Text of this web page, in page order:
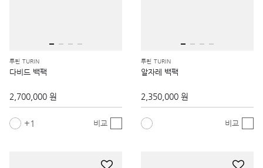
투린 TURIN
다비드 백팩
2,700,000 원
1 비교
투린 TURIN
알자레 백팩
2,350,000 원
비교